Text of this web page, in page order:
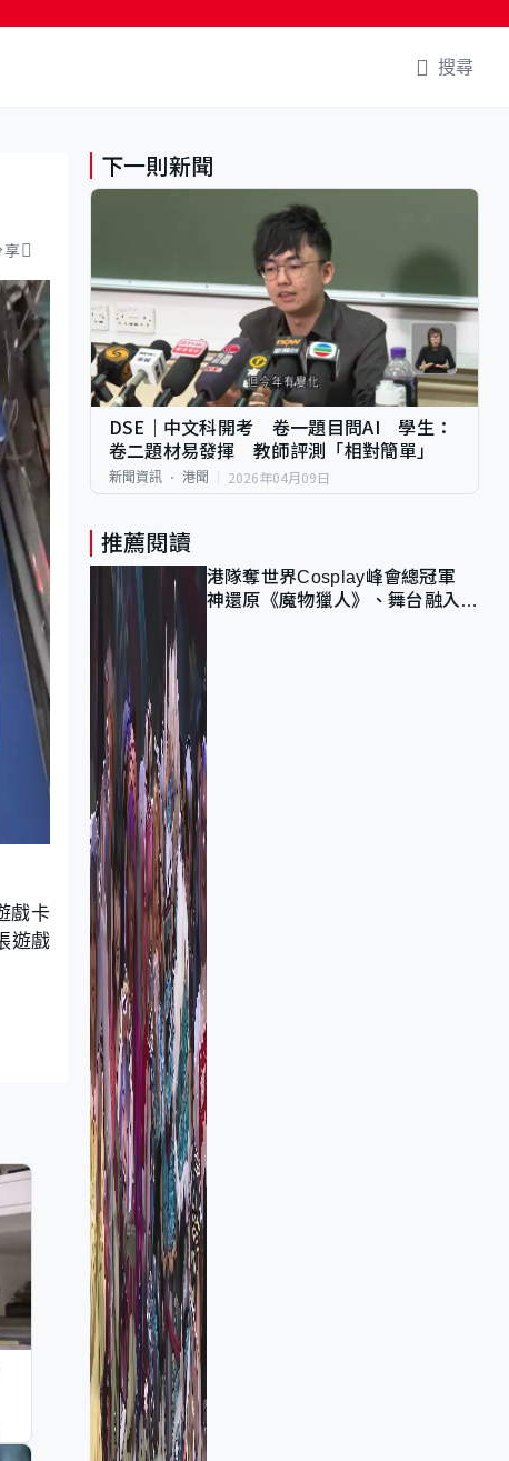
搜尋
享
戲卡
遊戲
下一則新聞
DSE｜中文科開考 卷一題目問AI 學生：
卷二題材易發揮 教師評測「相對簡單」
新聞資訊 港聞 2026年04月09日
推薦閱讀
港隊奪世界Cosplay峰會總冠軍
神還原《魔物獵人》、舞台融入獅